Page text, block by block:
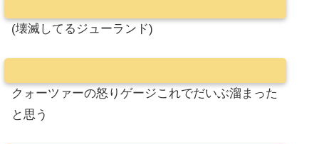
(壊滅してるジューランド)
クォーツァーの怒りゲージこれでだいぶ溜まった
と思う